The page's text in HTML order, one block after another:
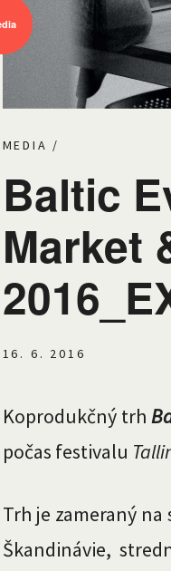
MEDIA /
Baltic
Market
16. 6. 2016
Koprodukčný trh
počas festivalu
Trh je zameraný
Škandinávie,